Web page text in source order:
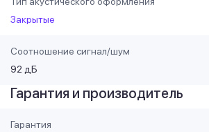
Закрытые
Соотношение сигнал/шум
92 дБ
Гарантия и производитель
Гарантия